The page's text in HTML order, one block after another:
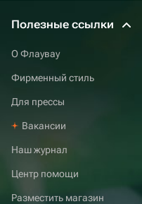
Полезные ссылки
О Флаувау
Фирменный стиль
Для прессы
Вакансии
Наш журнал
Центр помощи
Разместить магазин